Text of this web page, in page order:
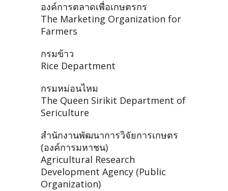
องค์การตลาดเพื่อเกษตรกร
The Marketing Organization for
Farmers
กรมข้าว
Rice Department
กรมหม่อนไหม
The Queen Sirikit Department of
Sericulture
สำนักงานพัฒนาการวิจัยการเกษตร
(องค์การมหาชน)
Agricultural Research
Development Agency (Public
Organization)